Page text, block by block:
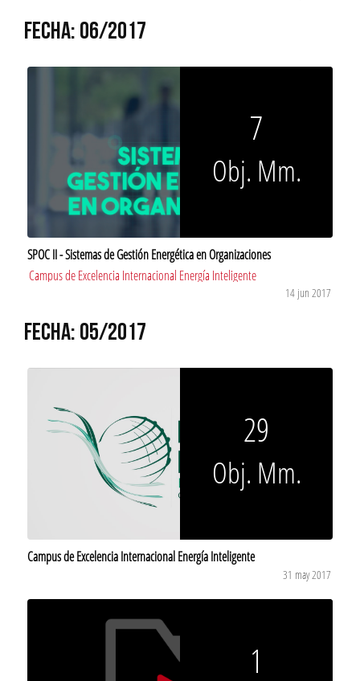
FECHA: 06/2017
7
Obj. Mm.
SPOC II - Sistemas de Gestión Energética en Organizaciones
Campus de Excelencia Internacional Energía Inteligente
14 jun 2017
FECHA: 05/2017
29
Obj. Mm.
Campus de Excelencia Internacional Energía Inteligente
31 may 2017
1